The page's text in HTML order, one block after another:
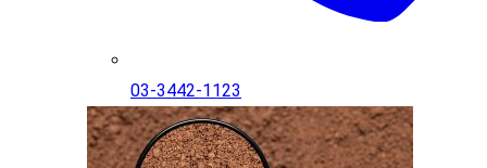
03-3442-1123